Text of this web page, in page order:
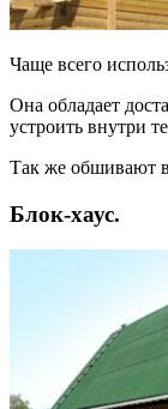
Чаще всего
Она обладает
устроить внутри
Так же обшивают
Блок-хаус.